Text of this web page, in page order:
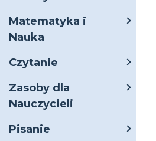
Matematyka i
Nauka
Czytanie
Zasoby dla
Nauczycieli
Pisanie